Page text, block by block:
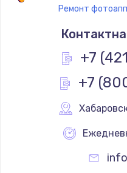
Ремонт
Ремонт
Ремонт
+7
+7